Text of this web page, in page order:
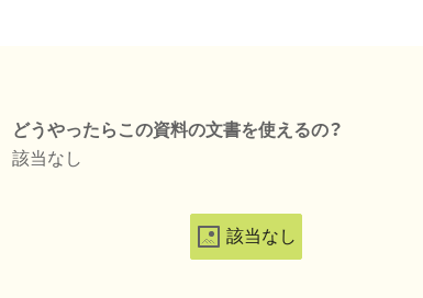
どうやったらこの資料の文書を使えるの？
該当なし
該当なし